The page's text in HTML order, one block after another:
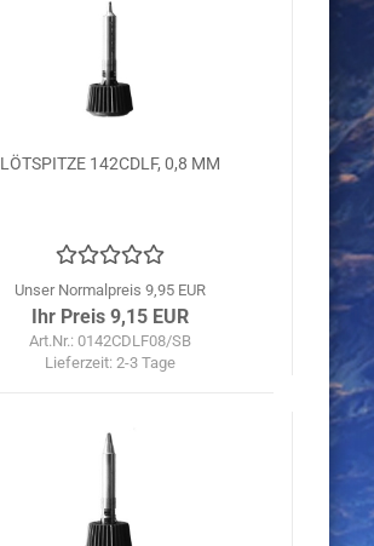
LÖTSPITZE 142CDLF, 0,8 MM
Unser Normalpreis 9,95 EUR
Ihr Preis 9,15 EUR
Art.Nr.: 0142CDLF08/SB
Lieferzeit:2-3 Tage